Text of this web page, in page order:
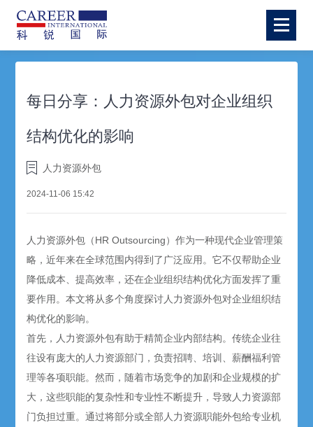
每日分享：人力资源外包对企业组织
结构优化的影响
人力资源外包
2024-11-06 15:42
人力资源外包 （HR Outsourcing）作为一种现代企业管理策
略，近年来在全球范围内得到了广泛应用。它不仅帮助企业
降低成本、提高效率，还在企业组织结构优化方面发挥了重
要作用。本文将从多个角度探讨人力资源外包对企业组织结
构优化的影响。
首先，人力资源外包有助于精简企业内部结构。传统企业往
往设有庞大的人力资源部门，负责招聘、培训、薪酬福利管
理等各项职能。然而，随着市场竞争的加剧和企业规模的扩
大，这些职能的复杂性和专业性不断提升，导致人力资源部
门负担过重。通过将部分或全部人力资源职能外包给专业机